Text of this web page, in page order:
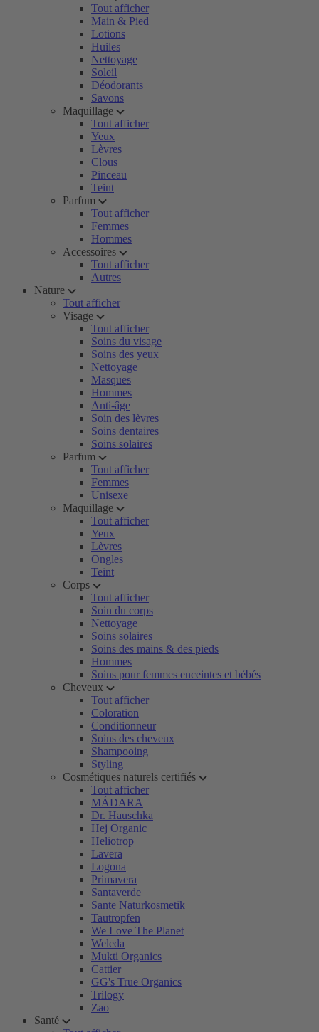
Tout afficher
Main & Pied
Lotions
Huiles
Nettoyage
Soleil
Déodorants
Savons
Maquillage
Tout afficher
Yeux
Lèvres
Clous
Pinceau
Teint
Parfum
Tout afficher
Femmes
Hommes
Accessoires
Tout afficher
Autres
Nature
Tout afficher
Visage
Tout afficher
Soins du visage
Soins des yeux
Nettoyage
Masques
Hommes
Anti-âge
Soin des lèvres
Soins dentaires
Soins solaires
Parfum
Tout afficher
Femmes
Unisexe
Maquillage
Tout afficher
Yeux
Lèvres
Ongles
Teint
Corps
Tout afficher
Soin du corps
Nettoyage
Soins solaires
Soins des mains & des pieds
Hommes
Soins pour femmes enceintes et bébés
Cheveux
Tout afficher
Coloration
Conditionneur
Soins des cheveux
Shampooing
Styling
Cosmétiques naturels certifiés
Tout afficher
MÁDARA
Dr. Hauschka
Hej Organic
Heliotrop
Lavera
Logona
Primavera
Santaverde
Sante Naturkosmetik
Tautropfen
We Love The Planet
Weleda
Mukti Organics
Cattier
GG's True Organics
Trilogy
Zao
Santé